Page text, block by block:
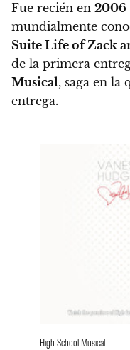
Fue recién en 2006
mundialmente
Suite Life of Zack
de la primera
Musical, saga en la
entrega.
High School Musical